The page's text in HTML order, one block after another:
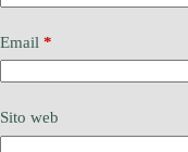
Email *
Sito web